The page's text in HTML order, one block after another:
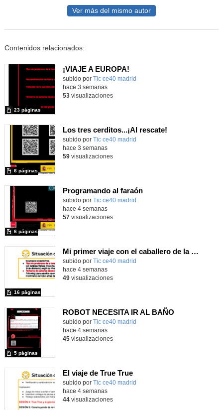
Ver más del mismo autor
Contenidos relacionados:
¡VIAJE A EUROPA!
subido por Tic ce40 madrid
23 páginas
hace 3 semanas
53visualizaciones
Los tres cerditos...¡Al rescate!
subido por Tic ce40 madrid
6 páginas
hace 3 semanas
59visualizaciones
Programando al faraón
subido por Tic ce40 madrid
6 páginas
hace 4 semanas
57visualizaciones
Mi primer viaje con el caballero de la Mancha
subido por Tic ce40 madrid
16 páginas
hace 4 semanas
49visualizaciones
ROBOT NECESITA IR AL BAÑO
subido por Tic ce40 madrid
5 páginas
hace 4 semanas
45visualizaciones
El viaje de True True
subido por Tic ce40 madrid
hace 4 semanas
44visualizaciones